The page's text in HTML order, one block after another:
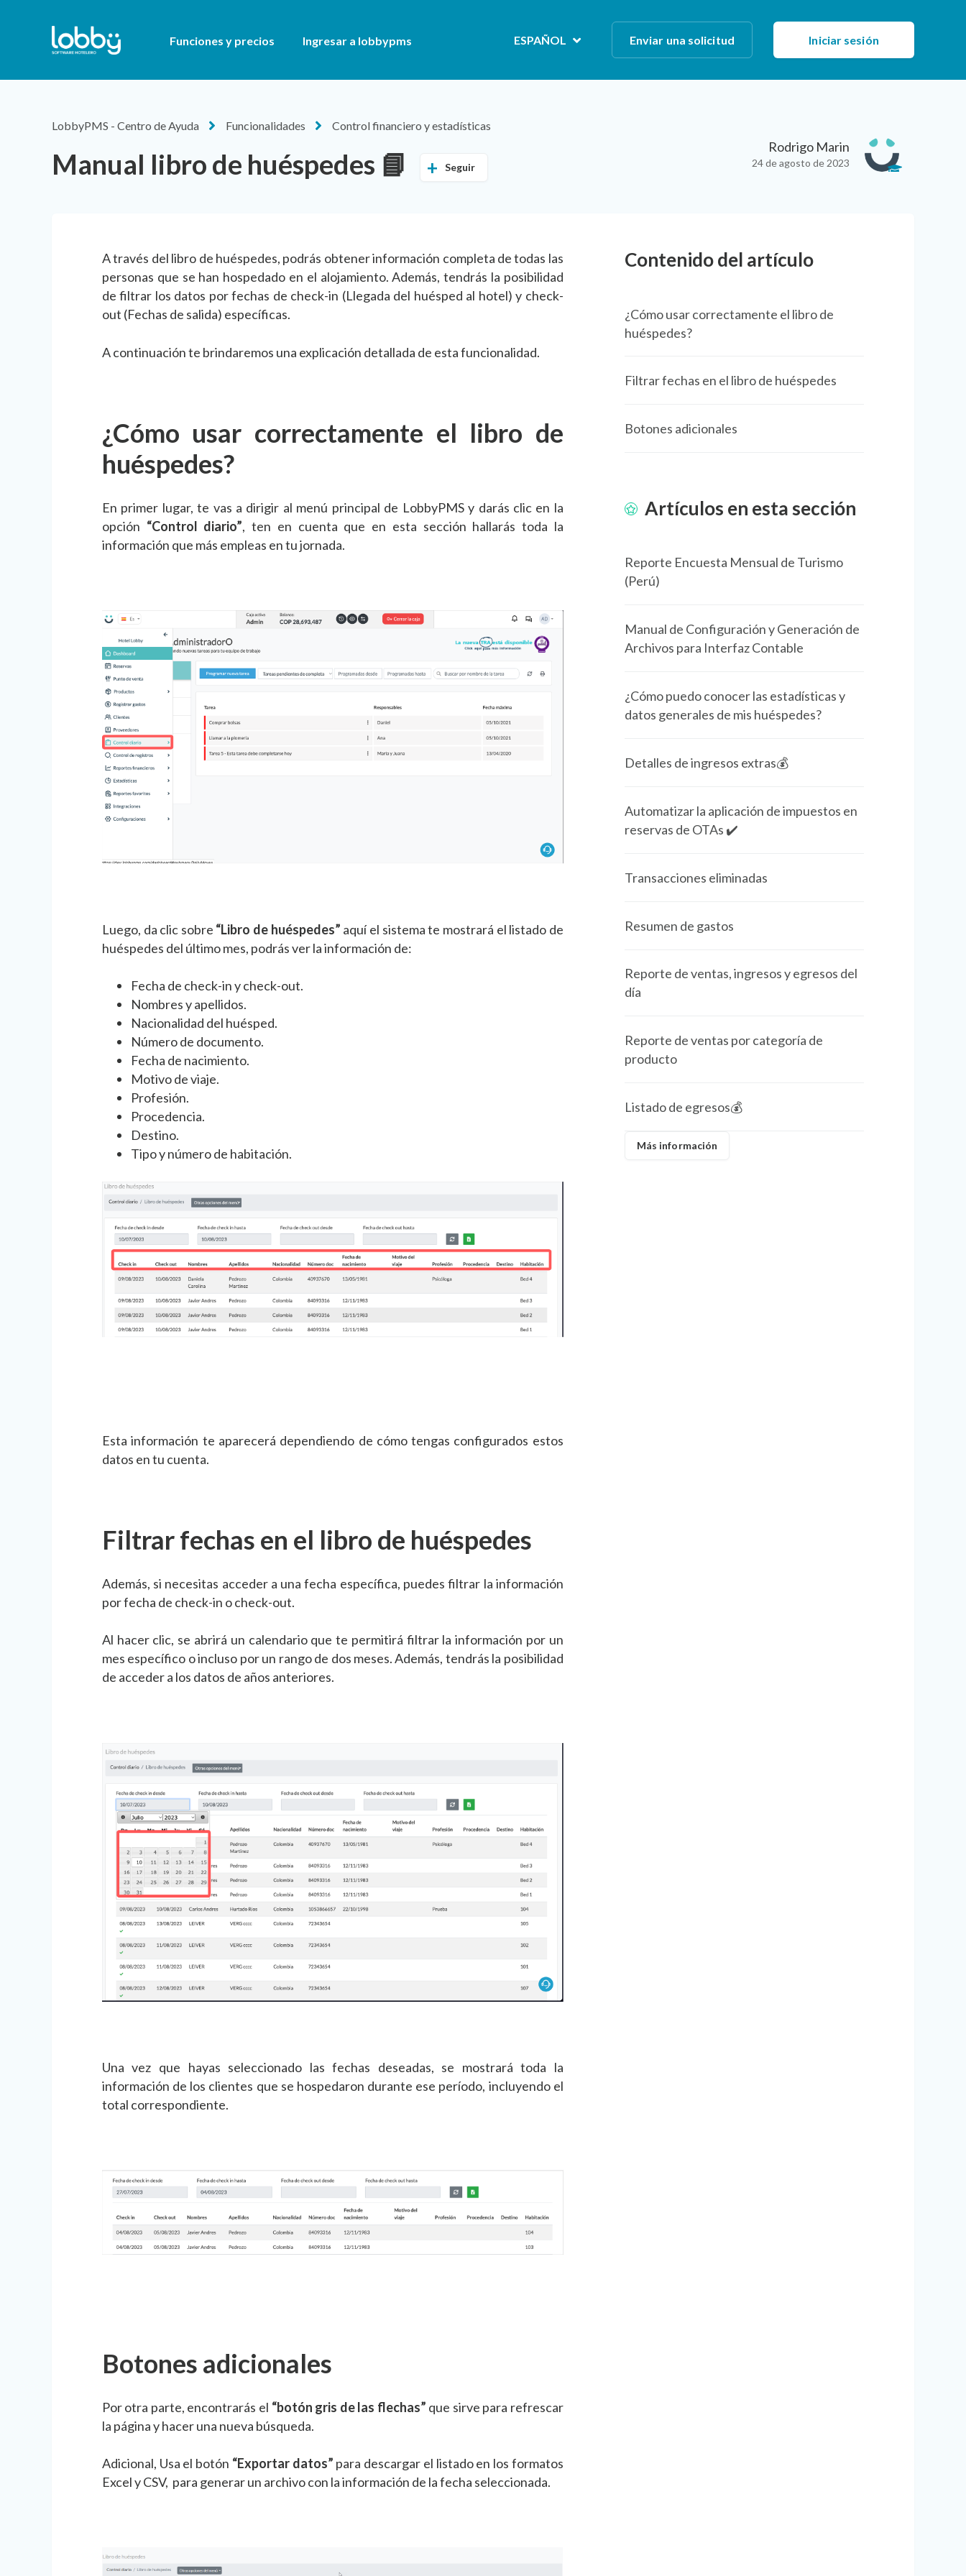
Funciones y precios Ingresar a lobbypms ESPAÑOL Enviar una solicitud Iniciar sesión
LobbyPMS - Centro de Ayuda Funcionalidades Control financiero y estadísticas
Manual libro de huéspedes 📘 Seguir
Rodrigo Marin
24 de agosto de 2023
A través del libro de huéspedes, podrás obtener información completa de todas las
personas que se han hospedado en el alojamiento. Además, tendrás la posibilidad
de filtrar los datos por fechas de check-in (Llegada del huésped al hotel) y check-
out (Fechas de salida) específicas.
A continuación te brindaremos una explicación detallada de esta funcionalidad.
¿Cómo usar correctamente el libro de
huéspedes?
En primer lugar, te vas a dirigir al menú principal de LobbyPMS y darás clic en la
opción “Control diario”, ten en cuenta que en esta sección hallarás toda la
información que más empleas en tu jornada.
Luego, da clic sobre “Libro de huéspedes” aquí el sistema te mostrará el listado de
huéspedes del último mes, podrás ver la información de:
Fecha de check-in y check-out.
Nombres y apellidos.
Nacionalidad del huésped.
Número de documento.
Fecha de nacimiento.
Motivo de viaje.
Profesión.
Procedencia.
Destino.
Tipo y número de habitación.
Esta información te aparecerá dependiendo de cómo tengas configurados estos
datos en tu cuenta.
Filtrar fechas en el libro de huéspedes
Además, si necesitas acceder a una fecha específica, puedes filtrar la información
por fecha de check-in o check-out.
Al hacer clic, se abrirá un calendario que te permitirá filtrar la información por un
mes específico o incluso por un rango de dos meses. Además, tendrás la posibilidad
de acceder a los datos de años anteriores.
Una vez que hayas seleccionado las fechas deseadas, se mostrará toda la
información de los clientes que se hospedaron durante ese período, incluyendo el
total correspondiente.
Botones adicionales
Por otra parte, encontrarás el “botón gris de las flechas” que sirve para refrescar
la página y hacer una nueva búsqueda.
Adicional, Usa el botón “Exportar datos” para descargar el listado en los formatos
Excel y CSV, para generar un archivo con la información de la fecha seleccionada.
Contenido del artículo
¿Cómo usar correctamente el libro de
huéspedes?
Filtrar fechas en el libro de huéspedes
Botones adicionales
Artículos en esta sección
Reporte Encuesta Mensual de Turismo
(Perú)
Manual de Configuración y Generación de
Archivos para Interfaz Contable
¿Cómo puedo conocer las estadísticas y
datos generales de mis huéspedes?
Detalles de ingresos extras💰
Automatizar la aplicación de impuestos en
reservas de OTAs ✔️
Transacciones eliminadas
Resumen de gastos
Reporte de ventas, ingresos y egresos del
día
Reporte de ventas por categoría de
producto
Listado de egresos💰
Más información